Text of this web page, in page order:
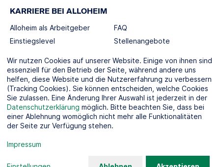
KARRIERE BEI ALLOHEIM
Alloheim als Arbeitgeber
Einstiegslevel
FAQ
Stellenangebote
SOCIAL MEDIA
KOOPERATIONSPARTNER
Wir nutzen Cookies auf unserer Website. Einige von ihnen sind
essenziell für den Betrieb der Seite, während andere uns
helfen, diese Website und die Nutzererfahrung zu verbessern
(Tracking Cookies). Sie können entscheiden, welche Cookies
Sie zulassen. Eine Änderung Ihrer Auswahl ist jederzeit in der
Datenschutzerklärung möglich. Bitte beachten Sie, dass bei
einer Ablehnung womöglich nicht mehr alle Funktionalitäten
der Seite zur Verfügung stehen.
Impressum